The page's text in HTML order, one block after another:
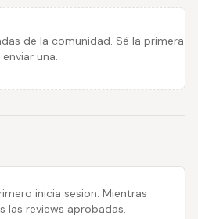
de la comunidad. Sé la primera
enviar una.
inicia sesion. Mientras
las reviews aprobadas.